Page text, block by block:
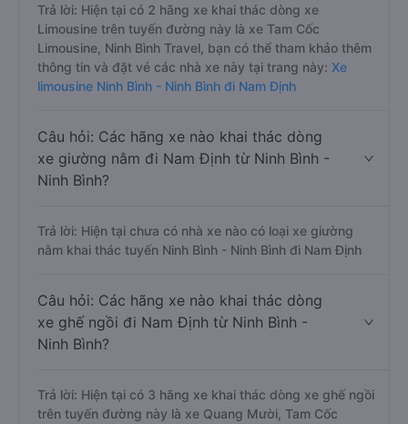
Trả lời: Hiện tại có 2 hãng xe khai thác dòng xe
Limousine trên tuyến đường này là xe Tam Cốc
Limousine, Ninh Bình Travel, bạn có thể tham khảo thêm
thông tin và đặt vé các nhà xe này tại trang này: Xe
limousine Ninh Bình - Ninh Bình đi Nam Định
Câu hỏi: Các hãng xe nào khai thác dòng
xe giường nằm đi Nam Định từ Ninh Bình -
Ninh Bình?
Trả lời: Hiện tại chưa có nhà xe nào có loại xe giường
nằm khai thác tuyến Ninh Bình - Ninh Bình đi Nam Định
Câu hỏi: Các hãng xe nào khai thác dòng
xe ghế ngồi đi Nam Định từ Ninh Bình -
Ninh Bình?
Trả lời: Hiện tại có 3 hãng xe khai thác dòng xe ghế ngồi
trên tuyến đường này là xe Quang Mười, Tam Cốc